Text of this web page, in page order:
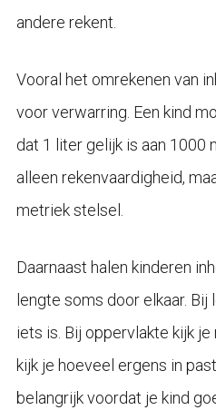
andere rekent.
Vooral het omrekenen van
voor verwarring. Een kind
dat 1 liter gelijk is aan 1000
alleen rekenvaardigheid,
metriek stelsel.
Daarnaast halen kinderen
lengte soms door elkaar.
iets is. Bij oppervlakte kijk je
kijk je hoeveel ergens in
belangrijk voordat je kind